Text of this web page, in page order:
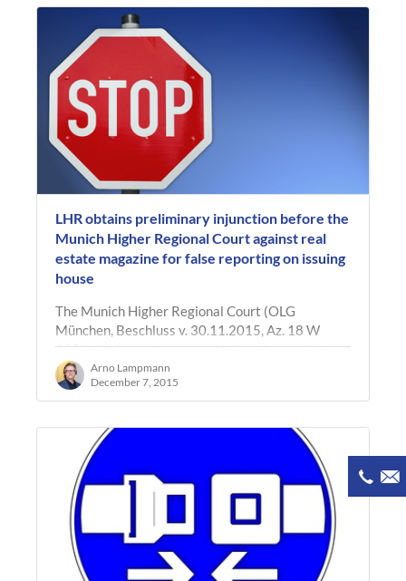
LHR obtains preliminary injunction before the
Munich Higher Regional Court against real
estate magazine for false reporting on issuing
house
The Munich Higher Regional Court (OLG
München, Beschluss v. 30.11.2015, Az. 18 W
2256/15) issued a one-part injunction against a
real estate magazine at the request of…
Arno Lampmann
December 7, 2015